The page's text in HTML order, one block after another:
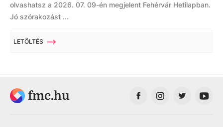
olvashatsz a 2026. 07. 09-én megjelent Fehérvár Hetilapban.
Jó szórakozást ...
LETÖLTÉS
fmc.hu